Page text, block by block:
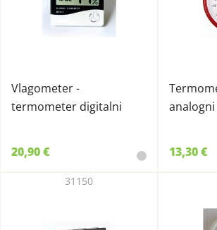
Vlagometer -
termometer digitalni
20,90 €
analogni
13,30 €
31150